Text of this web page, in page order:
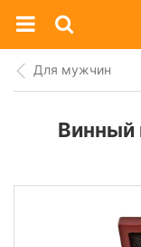
Для мужчин
Винный